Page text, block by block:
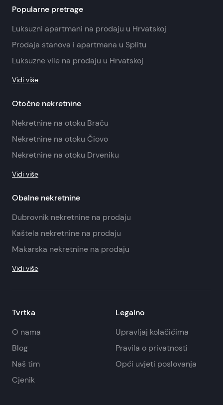
Popularne pretrage
Luksuzni apartmani na prodaju u Hrvatskoj
Prodaja stanova i apartmana u Splitu
Luksuzne vile na prodaju u Hrvatskoj
Vidi više
Otočne nekretnine
Nekretnine na otoku Braču
Nekretnine na otoku Čiovo
Nekretnine na otoku Drveniku
Vidi više
Obalne nekretnine
Dubrovnik nekretnine na prodaju
Kaštela nekretnine na prodaju
Makarska nekretnine na prodaju
Vidi više
Tvrtka
O nama
Blog
Naš tim
Cjenik
Legalno
Upravljaj kolačićima
Pravila o privatnosti
Opći uvjeti poslovanja